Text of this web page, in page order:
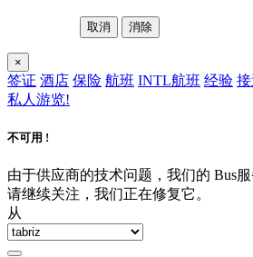
取消 消除
×
签证 酒店 保险 航班 INTL航班 经验
私人游览!
不可用 !
由于供应商的技术问题，我们的 Bus
请继续关注，我们正在修复它。
从